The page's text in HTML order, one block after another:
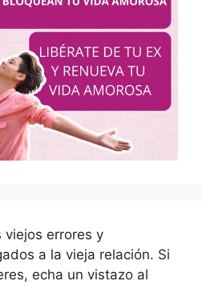
viejos errores y
a la vieja relación. Si
echa un vistazo al